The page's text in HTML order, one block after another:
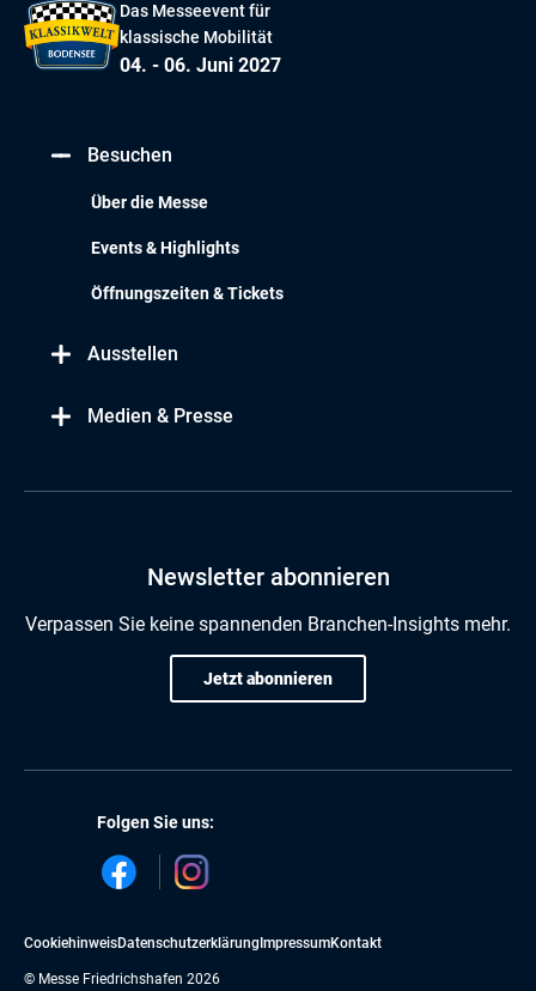
Das Messeevent für
klassische Mobilität
04. - 06. Juni 2027
Besuchen
Über die Messe
Events & Highlights
Öffnungszeiten & Tickets
Ausstellen
Medien & Presse
Newsletter abonnieren
Verpassen Sie keine spannenden Branchen-Insights mehr.
Jetzt abonnieren
Folgen Sie uns:
CookiehinweisDatenschutzerklärung ImpressumKontakt
© Messe Friedrichshafen 2026